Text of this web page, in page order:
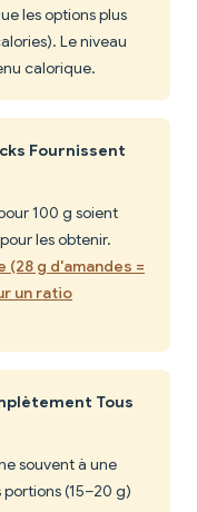
les options plus
Le niveau
calorique.
Fournissent
100 g soient
les obtenir.
(28 g d'amandes =
un ratio
Tous
souvent à une
(15–20 g)